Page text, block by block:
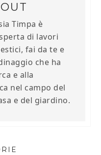
Timpa è
di lavori
fai da te e
che ha
e alla
nel campo del
e del giardino.